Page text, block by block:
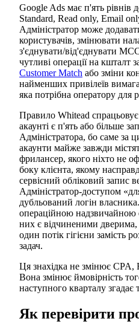
Google Ads має п'ять рівнів
Standard, Read only, Email
Адміністратор може
користувачів, змінювати
з'єднувати/від'єднувати
чутливі операції на кшталт
Customer Match або зміни
найменших привілеїв
яка потрібна оператору для
Правило Whitead спрацьовує
акаунті є п'ять або більше
Адміністратора, бо саме за
акаунти майже завжди
фрилансер, якого ніхто не
боку клієнта, якому
сервісний обліковий запис
Адміністратор-доступом
дубльований логін
операційною
них є відчиненими дверима,
один потік гігієни замість
задач.
Ця знахідка не змінює CPA,
Вона змінює ймовірність
наступного кварталу згадає
Як перевірити